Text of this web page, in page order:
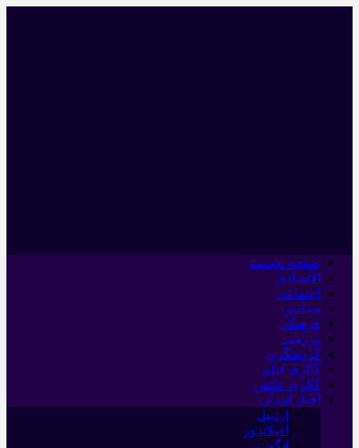
صفحه نخست
اقتصادی
اجتماعی
سیاسی
فرهنگی
ورزشی
گردشگری
گالری فیلم
گالری عکس
اخبار استان
اردبیل
اصلاندوز
انگوت